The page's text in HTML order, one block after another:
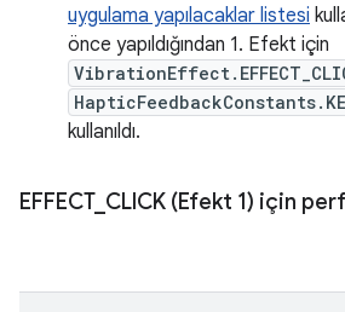
uygulama yapılacaklar listesi
önce yapıldığından 1. Efekt için
kullanıldı.
EFFECT_ CLICK (Efekt 1) için